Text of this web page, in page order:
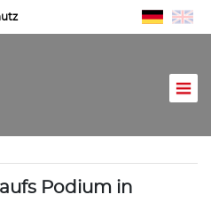
Podium in